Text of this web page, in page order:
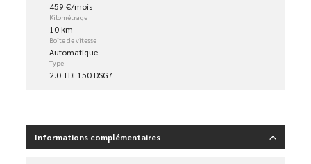
459 €/mois
Kilométrage
10 km
Boîte de vitesse
Automatique
Type
2.0 TDI 150 DSG7
Informations complémentaires